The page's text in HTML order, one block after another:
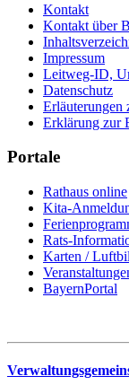
Kontakt
Kontakt über
Impressum
Leitweg-ID,
Datenschutz
Erläuterungen
Erklärung zur
Portale
Rathaus online
Kita-
Rats-
Karten /
BayernPortal